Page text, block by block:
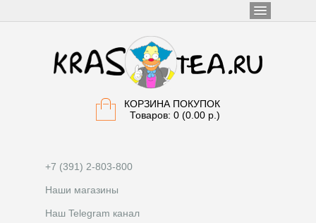
КОРЗИНА ПОКУПОК
Товаров: 0 (0.00 р.)
+7 (391) 2-803-800
Наши магазины
Наш Telegram канал